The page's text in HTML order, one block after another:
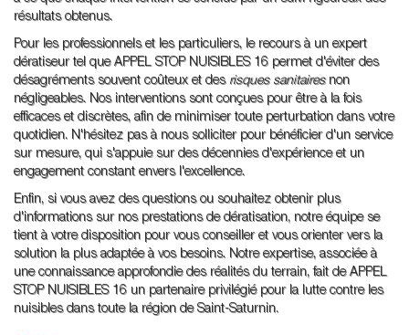
résultats obtenus.
Pour les professionnels et les particuliers, le recours à un expert
dératiseur tel que APPEL STOP NUISIBLES 16 permet d'éviter des
désagréments souvent coûteux et des risques sanitairesnon
négligeables. Nos interventions sont conçues pour être à la fois
efficaces et discrètes, afin de minimiser toute perturbation dans votre
quotidien. N'hésitez pas à nous solliciter pour bénéficier d'un service
sur mesure, qui s'appuie sur des décennies d'expérience et un
engagement constant envers l'excellence.
Enfin, si vous avez des questions ou souhaitez obtenir plus
d'informations sur nos prestations de dératisation, notre équipe se
tient à votre disposition pour vous conseiller et vous orienter vers la
solution la plus adaptée à vos besoins. Notre expertise, associée à
une connaissance approfondie des réalités du terrain, fait de APPEL
STOP NUISIBLES 16 un partenaire privilégié pour la lutte contre les
nuisibles dans toute la région de Saint-Saturnin.